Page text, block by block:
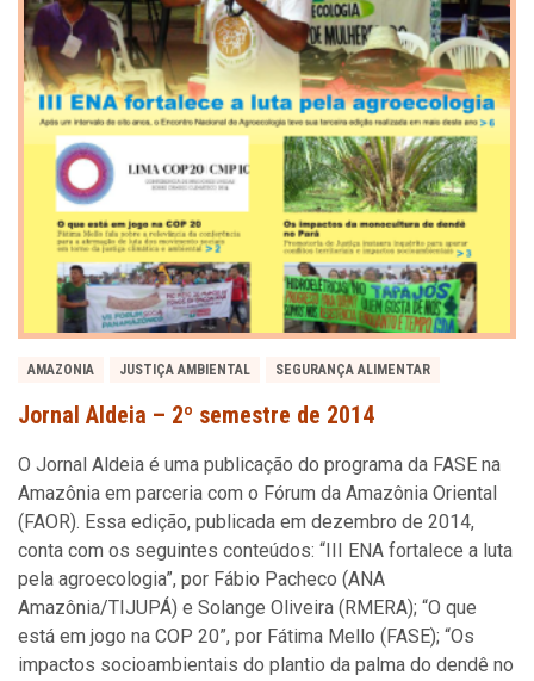
AMAZONIA JUSTIÇA AMBIENTAL SEGURANÇA ALIMENTAR
Jornal Aldeia – 2º semestre de 2014
O Jornal Aldeia é uma publicação do programa da FASE na
Amazônia em parceria com o Fórum da Amazônia Oriental
(FAOR). Essa edição, publicada em dezembro de 2014,
conta com os seguintes conteúdos: “III ENA fortalece a luta
pela agroecologia”, por Fábio Pacheco (ANA
Amazônia/TIJUPÁ) e Solange Oliveira (RMERA); “O que
está em jogo na COP 20”, por Fátima Mello (FASE); “Os
impactos socioambientais do plantio da palma do dendê no